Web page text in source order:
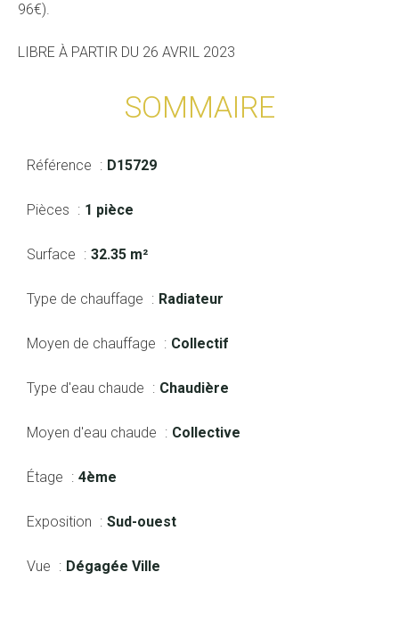
96€).
LIBRE À PARTIR DU 26 AVRIL 2023
SOMMAIRE
Référence D15729
Pièces 1 pièce
Surface 32.35 m²
Type de chauffage Radiateur
Moyen de chauffage Collectif
Type d'eau chaude Chaudière
Moyen d'eau chaude Collective
Étage 4ème
Exposition Sud-ouest
Vue Dégagée Ville